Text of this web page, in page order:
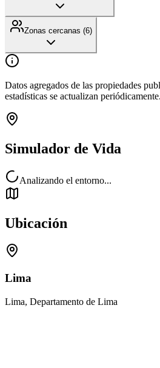
Zonas cercanas (6)
Datos agregados de las propiedades
estadísticas se actualizan periódicamente.
Simulador de Vida
Analizando el entorno...
Ubicación
Lima
Lima, Departamento de Lima